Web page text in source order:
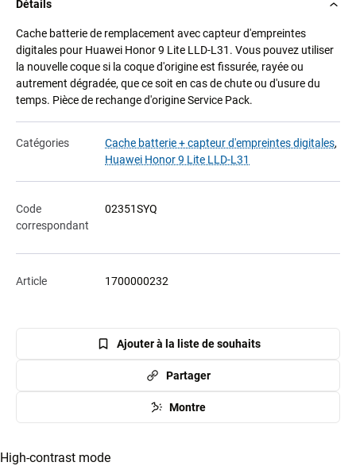
Détails
Cache batterie de remplacement avec capteur d'empreintes
digitales pour Huawei Honor 9 Lite LLD-L31. Vous pouvez utiliser
la nouvelle coque si la coque d'origine est fissurée, rayée ou
autrement dégradée, que ce soit en cas de chute ou d'usure du
temps. Pièce de rechange d'origine Service Pack.
Catégories Cache batterie + capteur d'empreintes digitales,
Huawei Honor 9 Lite LLD-L31
Code
correspondant
02351SYQ
Article 1700000232
Ajouter à la liste de souhaits
Partager
Montre
High-contrast mode